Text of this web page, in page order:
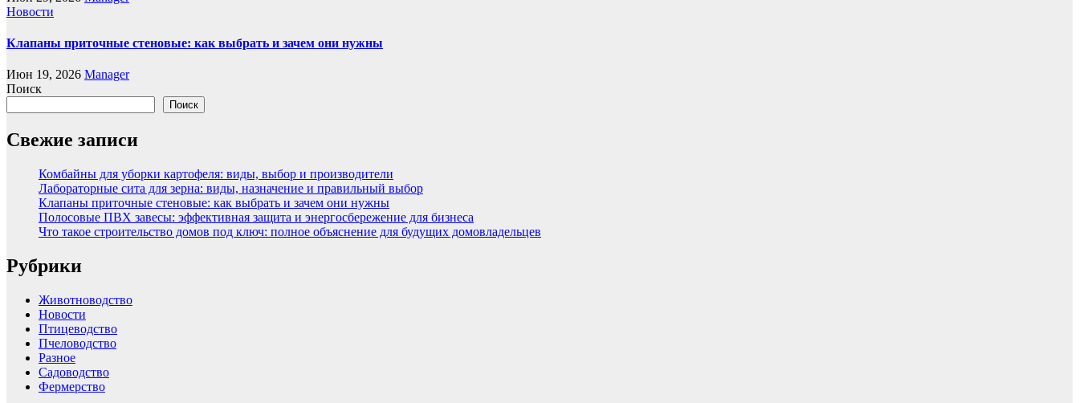
Новости
Клапаны приточные стеновые: как выбрать и зачем они нужны
Июн 19, 2026 Manager
Поиск
Поиск
Свежие записи
Комбайны для уборки картофеля: виды, выбор и производители
Лабораторные сита для зерна: виды, назначение и правильный выбор
Клапаны приточные стеновые: как выбрать и зачем они нужны
Полосовые ПВХ завесы: эффективная защита и энергосбережение для бизнеса
Что такое строительство домов под ключ: полное объяснение для будущих домовладельцев
Рубрики
Животноводство
Новости
Птицеводство
Пчеловодство
Разное
Садоводство
Фермерство